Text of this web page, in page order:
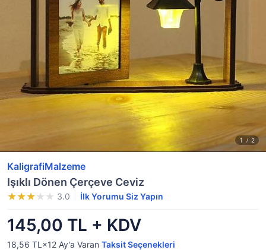
KaligrafiMalzeme
Işıklı Dönen Çerçeve Ceviz
3.0 İlk Yorumu Siz Yapın
145,00 TL + KDV
18,56 TL×12 Ay'a Varan Taksit Seçenekleri